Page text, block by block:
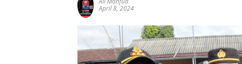
April 8, 2024